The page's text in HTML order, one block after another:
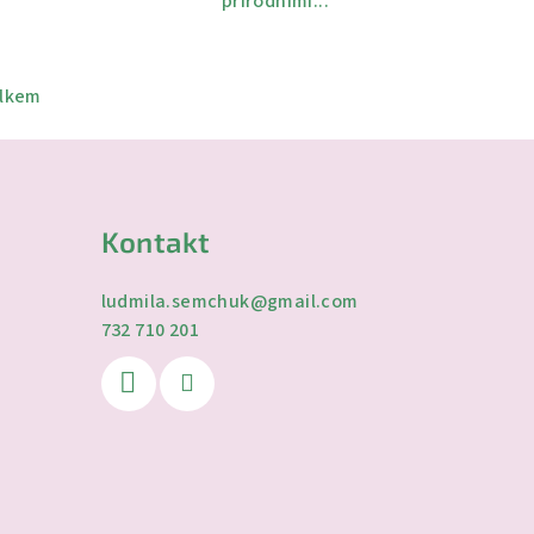
Kontakt
ludmila.semchuk@gmail.com
732 710 201